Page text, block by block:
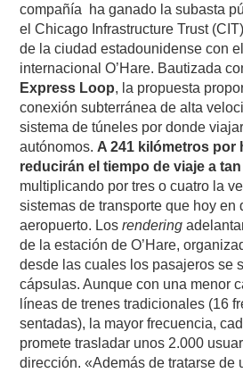
compañía ha ganado la subasta
el Chicago Infrastructure Trust
de la ciudad estadounidense con
internacional O’Hare. Bautizada
Express Loop, la propuesta
conexión subterránea de alta
sistema de túneles por donde
autónomos. A 241 kilómetros por
reducirán el tiempo de viaje a
multiplicando por tres o cuatro la
sistemas de transporte que hoy en
aeropuerto. Los rendering
de la estación de O’Hare,
desde las cuales los pasajeros se
cápsulas. Aunque con una menor
líneas de trenes tradicionales (16
sentadas), la mayor frecuencia,
promete trasladar unos 2.000
dirección. «Además de tratarse de